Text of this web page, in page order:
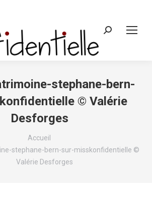
Recherche
stephane-bern-
© Valérie
Desforges
Accueil
stephane-bern-sur-misskonfidentielle ©
Valérie Desforges